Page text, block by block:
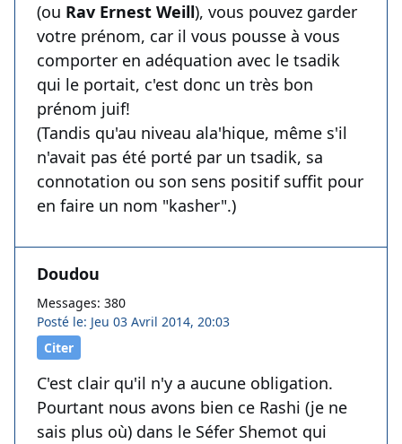
(ou Rav Ernest Weill), vous pouvez garder
votre prénom, car il vous pousse à vous
comporter en adéquation avec le tsadik
qui le portait, c'est donc un très bon
prénom juif!
(Tandis qu'au niveau ala'hique, même s'il
n'avait pas été porté par un tsadik, sa
connotation ou son sens positif suffit pour
en faire un nom "kasher".)
Doudou
Messages: 380
Posté le: Jeu 03 Avril 2014, 20:03
Citer
C'est clair qu'il n'y a aucune obligation.
Pourtant nous avons bien ce Rashi (je ne
sais plus où) dans le Séfer Shemot qui